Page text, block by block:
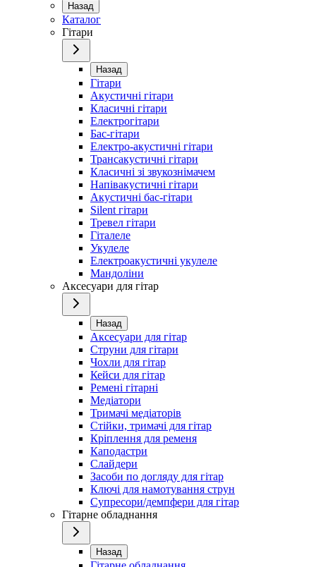
Назад
Каталог
Гітари
Назад
Гітари
Акустичні гітари
Класичні гітари
Електрогітари
Бас-гітари
Електро-акустичні гітари
Трансакустичні гітари
Класичні зі звукознімачем
Напівакустичні гітари
Акустичні бас-гітари
Silent гітари
Тревел гітари
Гіталеле
Укулеле
Електроакустичні укулеле
Мандоліни
Аксесуари для гітар
Назад
Аксесуари для гітар
Струни для гітари
Чохли для гітар
Кейси для гітар
Ремені гітарні
Медіатори
Тримачі медіаторів
Стійки, тримачі для гітар
Кріплення для ременя
Каподастри
Слайдери
Засоби по догляду для гітар
Ключі для намотування струн
Супресори/демпфери для гітар
Гітарне обладнання
Назад